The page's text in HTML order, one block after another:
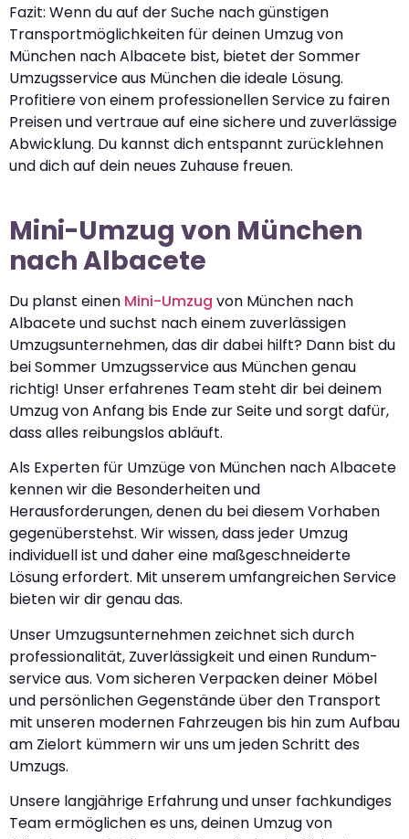
Fazit: Wenn du auf der Suche nach günstigen
Transportmöglichkeiten für deinen Umzug von
München nach Albacete bist, bietet der Sommer
Umzugsservice aus München die ideale Lösung.
Profitiere von einem professionellen Service zu fairen
Preisen und vertraue auf eine sichere und zuverlässige
Abwicklung. Du kannst dich entspannt zurücklehnen
und dich auf dein neues Zuhause freuen.
Mini-Umzug von München
nach Albacete
Du planst einen Mini-Umzug von München nach
Albacete und suchst nach einem zuverlässigen
Umzugsunternehmen, das dir dabei hilft? Dann bist du
bei Sommer Umzugsservice aus München genau
richtig! Unser erfahrenes Team steht dir bei deinem
Umzug von Anfang bis Ende zur Seite und sorgt dafür,
dass alles reibungslos abläuft.
Als Experten für Umzüge von München nach Albacete
kennen wir die Besonderheiten und
Herausforderungen, denen du bei diesem Vorhaben
gegenüberstehst. Wir wissen, dass jeder Umzug
individuell ist und daher eine maßgeschneiderte
Lösung erfordert. Mit unserem umfangreichen Service
bieten wir dir genau das.
Unser Umzugsunternehmen zeichnet sich durch
professionalität, Zuverlässigkeit und einen Rundum-
service aus. Vom sicheren Verpacken deiner Möbel
und persönlichen Gegenstände über den Transport
mit unseren modernen Fahrzeugen bis hin zum Aufbau
am Zielort kümmern wir uns um jeden Schritt des
Umzugs.
Unsere langjährige Erfahrung und unser fachkundiges
Team ermöglichen es uns, deinen Umzug von